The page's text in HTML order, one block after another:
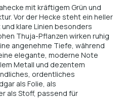
mit kräftigem Grün und
Vor der Hecke steht ein heller
klare Linien besonders
Thuja-Pflanzen wirken ruhig
angenehme Tiefe, während
elegante, moderne Note
Metall und dezentem
ordentliches
als Folie, als
als Stoff, passend für